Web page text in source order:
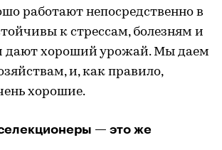
работают непосредственно в
к стрессам, болезням и
дают хороший урожай. Мы даем
и, как правило,
хорошие.
— это же